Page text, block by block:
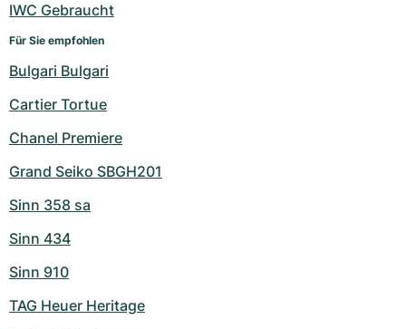
IWC Gebraucht
Für Sie empfohlen
Bulgari Bulgari
Cartier Tortue
Chanel Premiere
Grand Seiko SBGH201
Sinn 358 sa
Sinn 434
Sinn 910
TAG Heuer Heritage